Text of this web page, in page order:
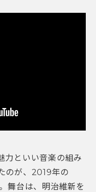
力といい音楽の組み
のが、2019年の
舞台は、明治維新を